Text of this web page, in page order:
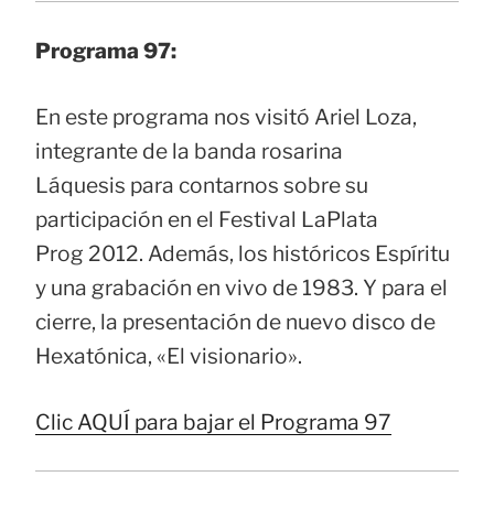
Programa 97:
En este programa nos visitó Ariel Loza,
integrante de la banda rosarina
Láquesis para contarnos sobre su
participación en el Festival LaPlata
Prog 2012. Además, los históricos Espíritu
y una grabación en vivo de 1983. Y para el
cierre, la presentación de nuevo disco de
Hexatónica, «El visionario».
Clic AQUÍ para bajar el Programa 97